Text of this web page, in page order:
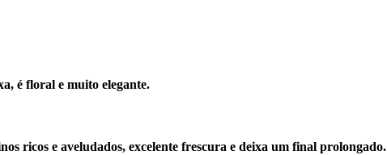
é floral e muito elegante.
ricos e aveludados, excelente frescura e deixa um final prolongado.